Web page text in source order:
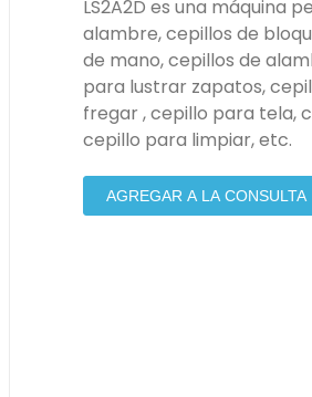
LS2A2D es una máquina
alambre, cepillos de
de mano, cepillos de
para lustrar zapatos,
fregar , cepillo para tela,
cepillo para limpiar, etc.
AGREGAR A LA CONSULTA